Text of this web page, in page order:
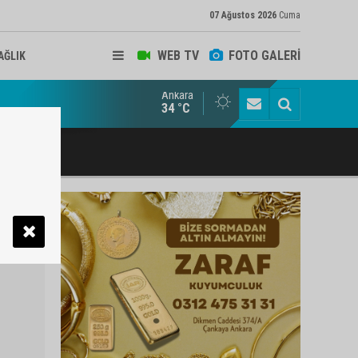
07 Ağustos 2026 Cuma
WEB TV FOTO GALERİ
ve Arabulucu Rüstem Yiğit Ahizer'e ziyaretçi akını
Ankara
34 °C